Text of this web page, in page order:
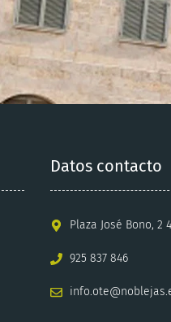
Datos contacto
Plaza José Bono, 2
925 837 846